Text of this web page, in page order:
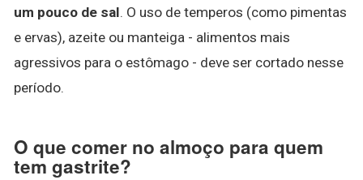
um pouco de sal. O uso de temperos (como pimentas
e ervas), azeite ou manteiga - alimentos mais
agressivos para o estômago - deve ser cortado nesse
período.
O que comer no almoço para quem
tem gastrite?